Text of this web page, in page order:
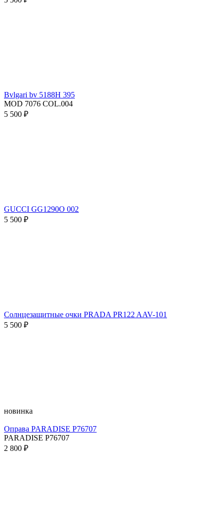
Bvlgari bv 5188H 395
MOD 7076 COL.004
5 500 ₽
GUCCI GG1290O 002
5 500 ₽
Солнцезащитные очки PRADA PR122 AAV-101
5 500 ₽
новинка
Оправа PARADISE P76707
PARADISE P76707
2 800 ₽